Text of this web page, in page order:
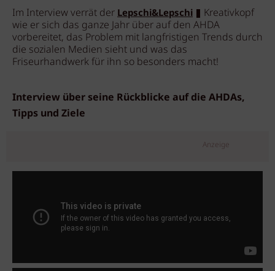
Im Interview verrät derLepschi&Lepschi
Kreativkopf
wie er sich das ganze Jahr über auf den AHDA
vorbereitet, das Problem mit langfristigen Trends durch
die sozialen Medien sieht und was das
Friseurhandwerk für ihn so besonders macht!
Interview über seine Rückblicke auf die AHDAs,
Tipps und Ziele
Anzeige